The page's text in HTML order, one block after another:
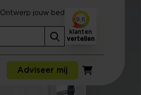
Adviseer mij
Winkelwagen
Ontwerp jouw bed
9,6
klanten
vertellen